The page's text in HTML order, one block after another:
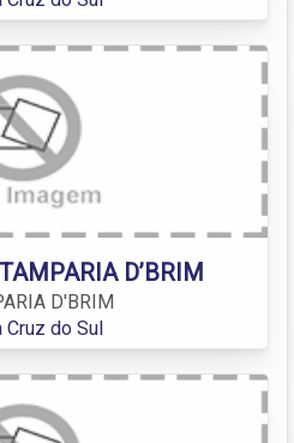
D’BRIM
D'BRIM
Cruz do Sul